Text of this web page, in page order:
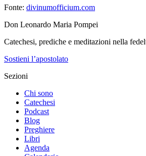
Fonte: divinumofficium.com
Don Leonardo Maria Pompei
Catechesi, prediche e meditazioni nella
Sostieni l’apostolato
Sezioni
Chi sono
Catechesi
Podcast
Blog
Preghiere
Libri
Agenda